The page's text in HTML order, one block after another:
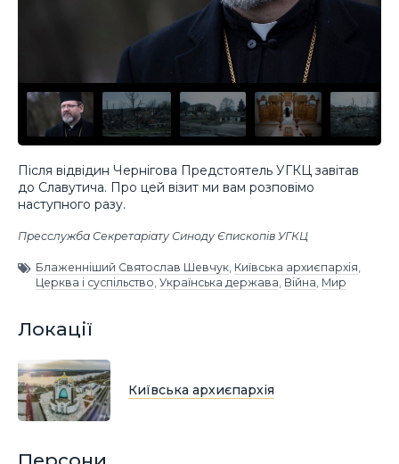
Після відвідин Чернігова Предстоятель УГКЦ завітав
до Славутича. Про цей візит ми вам розповімо
наступного разу.
Пресслужба Секретаріату Синоду Єпископів УГКЦ
Блаженніший Святослав Шевчук Київська архиєпархія
Церква і суспільство Українська держава Війна Мир
Локації
Київська архиєпархія